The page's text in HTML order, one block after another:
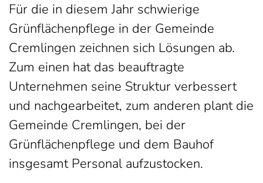
Für die in diesem Jahr schwierige
Grünflächenpflege in der Gemeinde
Cremlingen zeichnen sich Lösungen ab.
Zum einen hat das beauftragte
Unternehmen seine Struktur verbessert
und nachgearbeitet, zum anderen plant die
Gemeinde Cremlingen, bei der
Grünflächenpflege und dem Bauhof
insgesamt Personal aufzustocken.